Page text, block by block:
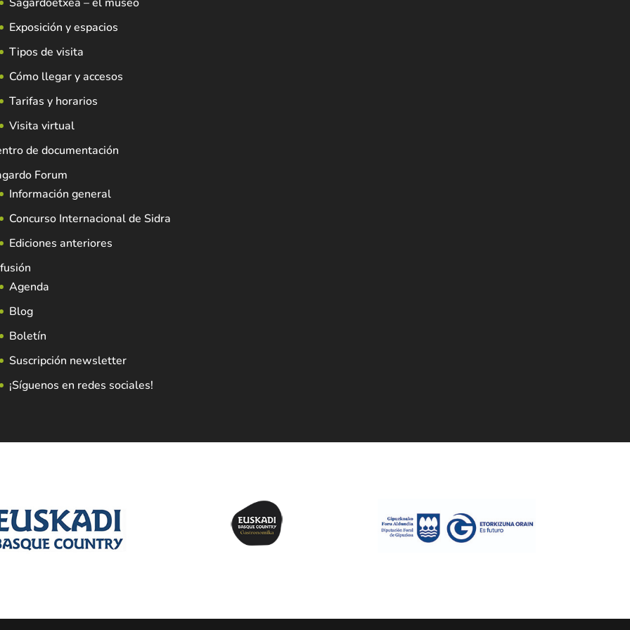
Exposición y espacios
Tipos de visita
Cómo llegar y accesos
Tarifas y horarios
Visita virtual
de documentación
Forum
Información general
Concurso Internacional de Sidra
Ediciones anteriores
Agenda
Blog
Boletín
Suscripción newsletter
¡Síguenos en redes sociales!